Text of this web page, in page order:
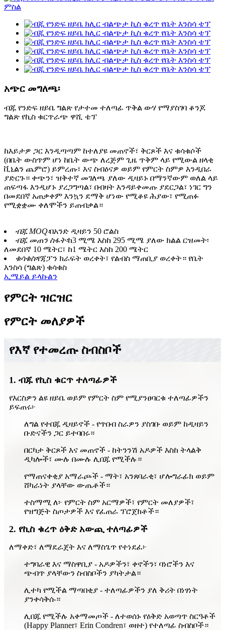
አጭር መግለጫ፡
ብጁ የንድፍ ዘይቤ ግልጽ የታተመ ተለጣፊ ጥቅል ውሃ የማያስገባ ቆንጆ
ግልጽ የኪስ ቁርጥራጭ ዋሺ ቴፕ
ከእይታዎ ጋር እንዲጣጣም ከተለያዩ መጠኖች፣ ቅርጾች እና ቁሳቁሶች
(በቤት ውስጥም ሆነ ከቤት ውጭ ለረጅም ጊዜ ጥቅም ላይ የሚውል ዘላቂ
ቪኒልን ጨምሮ) ይምረጡ፣ እና ስብዕናዎ ወይም የምርት ስምዎ እንዲበራ
ያድርጉ። ቀጭን፣ ዝቅተኛ መገለጫ ያለው ዲዛይኑ በማንኛውም ወለል ላይ
ጠፍጣፋ እንዲሆኑ ያረጋግጣል፣ በብዛት እንዳይቀመጡ ያደርጋል፣ ነገር ግን
በመደበኛ አጠቃቀም እንኳን ደማቅ ሆነው የሚቆዩ ሕያው፣ የሚጠፉ
የሚቋቋሙ ቀለሞችን ይጠብቃል።
ብጁ MOQ፡በአንድ ዲዛይን 50 ሮልስ
ብጁ መጠን ስፋት፡ከ3 ሚሜ እስከ 295 ሚሜ ያለው ክልል ርዝመት፡
ለመደበኛ 10 ሜትር፣ ከ1 ሜትር እስከ 200 ሜትር
ቁሳቁስ፡የጃፓን ክራፍት ወረቀት፣ የልብስ ማጠቢያ ወረቀት። የቤት
እንስሳ (ግልጽ) ቁሳቁስ
ኢሜይል ይላኩልን
የምርት ዝርዝር
የምርት መለያዎች
የእኛ የተመረጡ ስብስቦች
1. ብጁ የኪስ ቁርጥ ተለጣፊዎች
የእርስዎን ልዩ ዘይቤ ወይም የምርት ስም የሚያንፀባርቁ ተለጣፊዎችን
ይፍጠሩ፦
ለግል የተበጁ ዲዛይኖች - የጥበብ ስራዎን ያስገቡ ወይም ከዲዛይን
ቡድናችን ጋር ይተባበሩ።
በርካታ ቅርጾች እና መጠኖች - ከትንንሽ አዶዎች እስከ ትላልቅ
ዲካሎች፣ ሙሉ በሙሉ ሊበጁ የሚችሉ።
የማጠናቀቂያ አማራጮች - ማት፣ አንጸባራቂ፣ ሆሎግራፊክ ወይም
ሸካራነት ያላቸው ውጤቶች።
ተስማሚ ለ፦ የምርት ስም አርማዎች፣ የምርት መለያዎች፣
የዝግጅት ስጦታዎች እና የፈጠራ ፕሮጀክቶች።
2. የኪስ ቁረጥ ዕቅድ አውጪ ተለጣፊዎች
ለማቀድ፣ ለማደራጀት እና ለማስጌጥ የተነደፈ፦
ተግባራዊ እና ማስዋቢያ - አዶዎችን፣ ቀኖችን፣ ባነሮችን እና
ጭብጥ ያላቸውን ስብስቦችን ያካትታል።
ሊተካ የሚችል ማጣበቂያ - ተለጣፊዎችን ያለ ቅሪት በነፃነት
ያንቀሳቅሱ።
ሊበጁ የሚችሉ አቀማመጦች - ለተወሰኑ የዕቅድ አወጣጥ ስርዓቶች
(Happy Planner፣ Erin Condren፣ ወዘተ) የተለጣፊ ስብስቦች።